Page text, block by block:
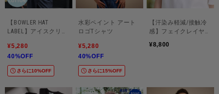
【BOWLER HAT
LABEL】アイスクリア
トウォーカー 半袖ポ
ケT
¥5,280
40%OFF
さらに10%OFF
水彩ペイント アート
ロゴTシャツ
¥5,280
40%OFF
さらに15%OFF
【汗染み軽減/接触冷
感】フェイクレイヤー
Ｔシャツ
¥8,800